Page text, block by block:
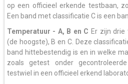
op een officieel erkende testbaan,
Een band met classificatie C is een
Temperatuur - A, B en C Er zijn
(de hoogste), B en C. Deze
band hittebestendig is en in welke
zoals getest onder
testwiel in een officieel erkend